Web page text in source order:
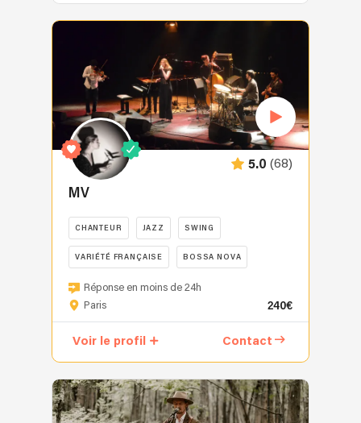
est
aussi
fille
chef
de
choeur
et
à
12
ans
son
professeur
de
musique
puis
finaliste
du
Sankofa
5.0 (68)
MV
CHANTEUR JAZZ SWING
VARIÉTÉ FRANÇAISE BOSSA NOVA
MV
vous
à
musicale
sur
Réponse en moins de 24h
Paris
240€
Voir le profil Contact